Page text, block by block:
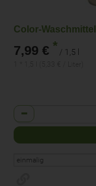
Color-Waschmittel
7,99 € * / 1,5 l
Anzahl